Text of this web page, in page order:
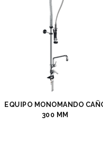
EXPOSITORES CANALETAS
DESAGÜES Y SUMIDEROS
SOPORTES Y ASIDEROS
ACCESORIOS Y RECAMBIOS
DESAGUES PARA FREGADEROS
EQUIPO MONOMANDO
300 MM